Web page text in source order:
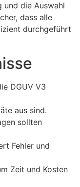
und die Auswahl
dass alle
durchgeführt
DGUV V3
aus sind.
sollten
Fehler und
Zeit und Kosten